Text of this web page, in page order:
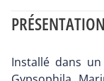
PRÉSENTATION
Installé dans